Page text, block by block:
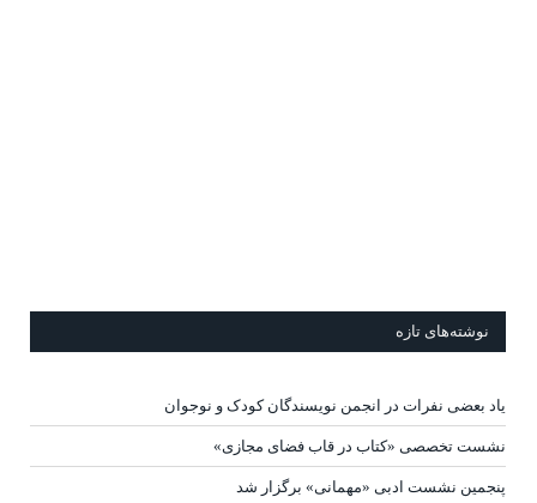
نوشته‌های تازه
یاد بعضی نفرات در انجمن نویسندگان کودک و نوجوان
نشست تخصصی «کتاب در قاب فضای مجازی»
پنجمین نشست ادبی «مهمانی» برگزار شد